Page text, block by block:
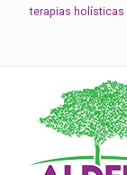
terapias holísticas